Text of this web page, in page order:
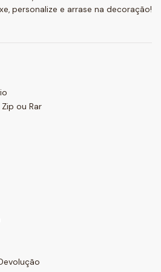
personalize e arrase na decoração!
ou Rar